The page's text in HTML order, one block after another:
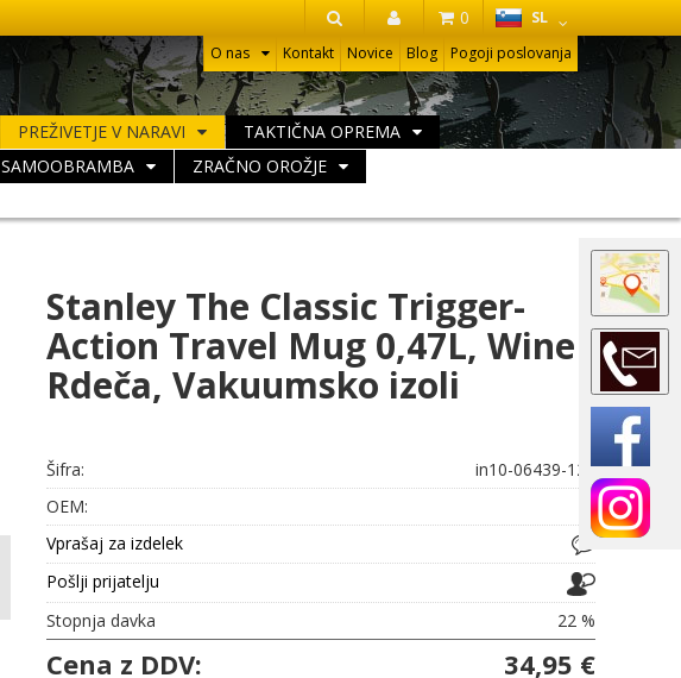
IŠČI
SL
0
O nas Kontakt Novice Blog Pogoji poslovanja
PREŽIVETJE V NARAVI
TAKTIČNA OPREMA
SAMOOBRAMBA
ZRAČNO OROŽJE
Stanley The Classic Trigger-
Action Travel Mug 0,47L, Wine
Rdeča, Vakuumsko izoli
Šifra:
in10-06439-120
OEM:
Vprašaj za izdelek
Pošlji prijatelju
Stopnja davka
22 %
Cena z DDV: 34,95 €